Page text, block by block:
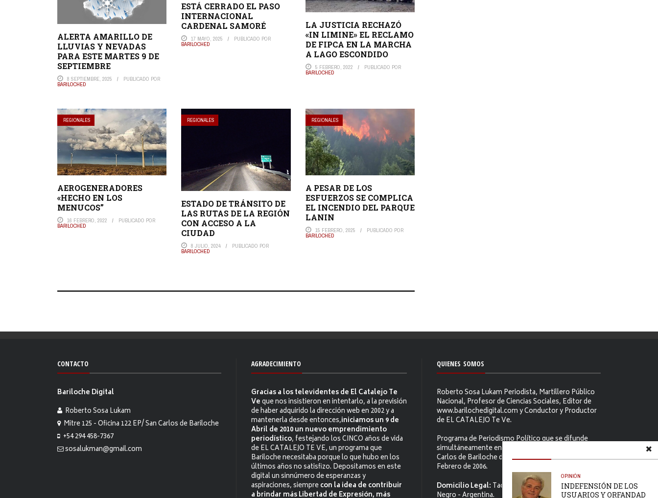
ALERTA AMARILLO DE
LLUVIAS Y NEVADAS
PARA ESTE MARTES 9 DE
SEPTIEMBRE
8 SEPTIEMBRE, 2025 PUBLICADO POR
BARILOCHED
ESTÁ CERRADO EL PASO
INTERNACIONAL
CARDENAL SAMORÉ
17 MAYO, 2025 PUBLICADO POR
BARILOCHED
LA JUSTICIA RECHAZÓ
«IN LIMINE» EL RECLAMO
DE FIPCA EN LA MARCHA
A LAGO ESCONDIDO
5 FEBRERO, 2022 PUBLICADO POR
BARILOCHED
REGIONALES
AEROGENERADORES
«HECHO EN LOS
MENUCOS”
16 FEBRERO, 2022 PUBLICADO POR
BARILOCHED
REGIONALES
ESTADO DE TRÁNSITO DE
LAS RUTAS DE LA REGIÓN
CON ACCESO A LA
CIUDAD
8 JULIO, 2024 PUBLICADO POR
BARILOCHED
REGIONALES
A PESAR DE LOS
ESFUERZOS SE COMPLICA
EL INCENDIO DEL PARQUE
LANIN
15 FEBRERO, 2025 PUBLICADO POR
BARILOCHED
OPINIÓN
INDEFENSIÓN DE LOS
USUARIOS Y ORFANDAD
CONTACTO
Bariloche Digital
Roberto Sosa Lukam
Mitre 125 - Oficina 122 EP/ San Carlos de Bariloche
+54 294 458-7367
sosalukman@gmail.com
AGRADECIMIENTO
Gracias a los televidentes de El Catalejo Te
Veque nos insistieron en intentarlo, a la previsión
de haber adquirido la dirección web en 2002 y a
mantenerla desde entonces,iniciamos un 9 de
Abril de 2010 un nuevo emprendimiento
periodístico, festejando los CINCO años de vida
de EL CATALEJO TE VE, un programa que
Bariloche necesitaba porque lo que hubo en los
últimos años no satisfizo. Depositamos en este
digital un sinnúmero de esperanzas y
aspiraciones, siemprecon la idea de contribuir
a brindar más Libertad de Expresión, más
QUIENES SOMOS
Roberto Sosa Lukam Periodista, Martillero Público
Nacional, Profesor de Ciencias Sociales, Editor de
www.barilochedigital.com y Conductor y Productor
de EL CATALEJO Te Ve.
Programa de Periodismo Político que se difunde
simultáneamente en ambos Video-cables de San
Carlos de Bariloche desde el primer jueves de
Febrero de 2006.
Domicilio Legal: Tacuarí 52. S.C. de Bariloche, Río
Negro - Argentina.